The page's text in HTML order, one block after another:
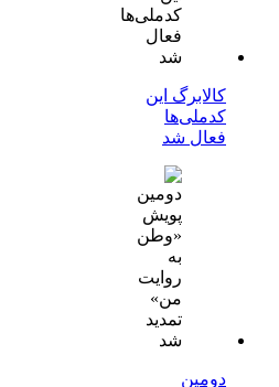
کالابرگ این
کدملی‌ها
فعال شد
دومین